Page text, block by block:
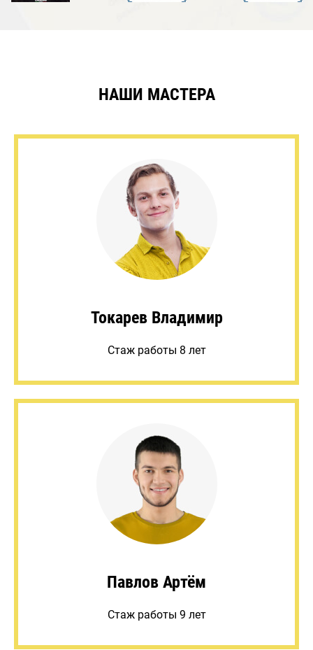
НАШИ МАСТЕРА
Токарев Владимир
Стаж работы 8 лет
Павлов Артём
Стаж работы 9 лет